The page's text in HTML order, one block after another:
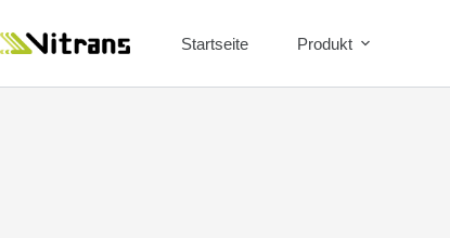
Startseite Produkt